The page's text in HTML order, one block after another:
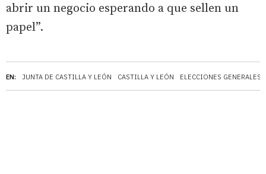
EN: JUNTA DE CASTILLA Y LEÓN CASTILLA Y LEÓN ELECCIONES GENERALES
abrir un negocio esperando a que sellen un
papel”.